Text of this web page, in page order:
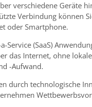
verschiedene Geräte
Verbindung können
oder Smartphone.
Service (SaaS)
das Internet, ohne
-Aufwand.
durch technologische